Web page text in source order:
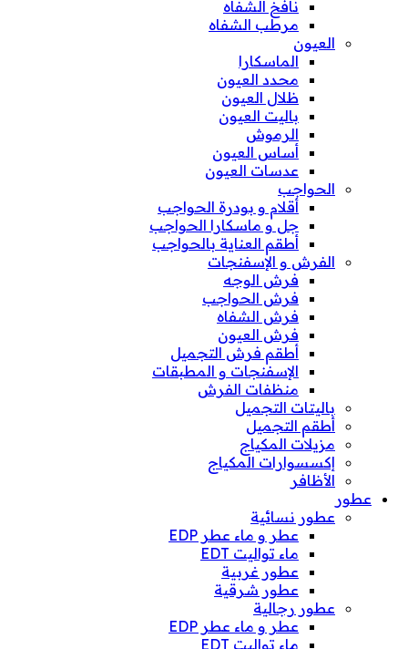
نافخ الشفاه
مرطب الشفاه
العيون
الماسكارا
محدد العيون
ظلال العيون
باليت العيون
الرموش
أساس العيون
عدسات العيون
الحواجب
أقلام و بودرة الحواجب
جل و ماسكارا الحواجب
أطقم العناية بالحواجب
الفرش و الإسفنجات
فرش الوجه
فرش الحواجب
فرش الشفاه
فرش العيون
أطقم فرش التجميل
الإسفنجات و المطبقات
منظفات الفرش
باليتات التجميل
أطقم التجميل
مزيلات المكياج
إكسسوارات المكياج
الأظافر
عطور
عطور نسائية
عطر و ماء عطر EDP
ماء تواليت EDT
عطور غربية
عطور شرقية
عطور رجالية
عطر و ماء عطر EDP
ماء تواليت EDT